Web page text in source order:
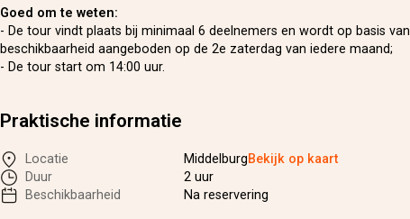
Goed om te weten:
- De tour vindt plaats bij minimaal 6 deelnemers en wordt op basis van
beschikbaarheid aangeboden op de 2e zaterdag van iedere maand;
- De tour start om 14:00 uur.
Praktische informatie
Locatie MiddelburgBekijk op kaart
Duur
2 uur
Beschikbaarheid
Na reservering